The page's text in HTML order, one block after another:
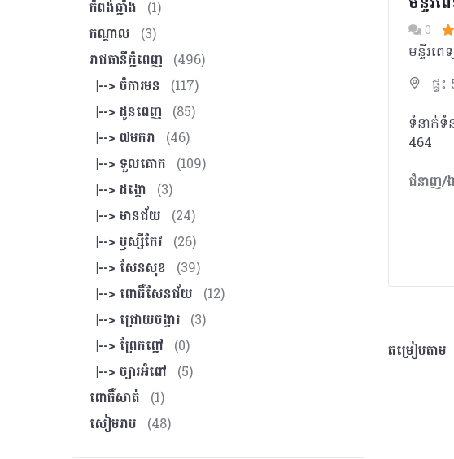
កំពង់ឆ្នាំង
(1)
កណ្ដាល
(3)
រាជធានីភ្នំពេញ
(496)
|--> ចំការមន
(117)
|--> ដូនពេញ
(85)
|--> ៧មករា
(46)
|--> ទួលគោក
(109)
|--> ដង្កោ
(3)
|--> មានជ័យ
(24)
|--> ឫស្សីកែវ
(26)
|--> សែនសុខ
(39)
|--> ពោធិ៍សែនជ័យ
(12)
|--> ជ្រោយចង្វារ (3)
|--> ព្រែកព្នៅ
(0)
|--> ច្បារអំពៅ
(5)
ពោធិ៍សាត់
(1)
សៀមរាប
(48)
0
មន្ទីរព
ផ្ទ
ទំនាក់ទំ
464
ជំនាញ/
តម្រៀបតាម